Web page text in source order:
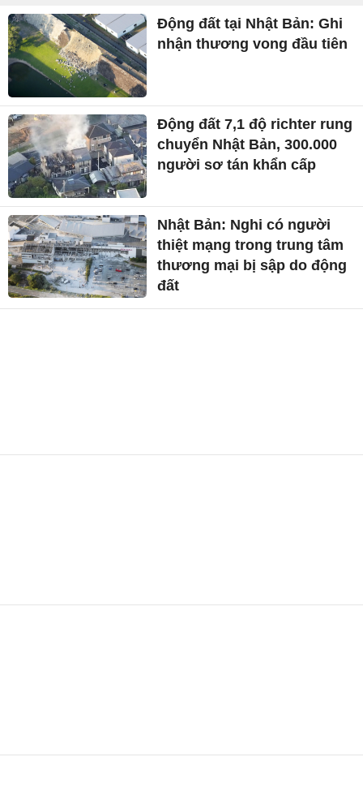
Động đất tại Nhật Bản: Ghi
nhận thương vong đầu tiên
Động đất 7,1 độ richter rung
chuyển Nhật Bản, 300.000
người sơ tán khẩn cấp
Nhật Bản: Nghi có người
thiệt mạng trong trung tâm
thương mại bị sập do động
đất